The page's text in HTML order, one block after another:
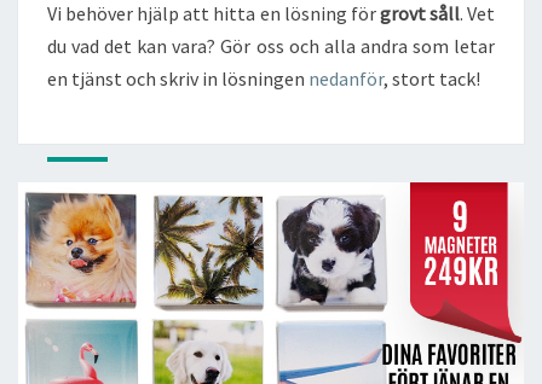
Vi behöver hjälp att hitta en lösning förgrovt såll. Vet
du vad det kan vara? Gör oss och alla andra som letar
en tjänst och skriv in lösningen nedanför, stort tack!